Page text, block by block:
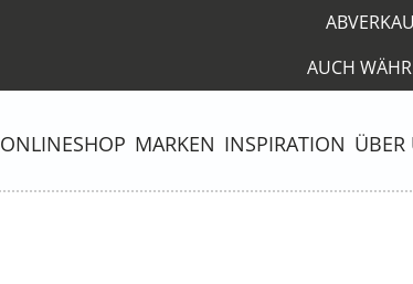
AUCH
ONLINESHOP MARKEN INSPIRATION ÜBER